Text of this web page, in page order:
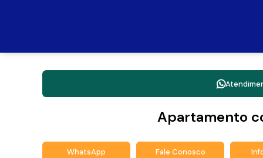
Apartamento
WhatsApp Fale Conosco